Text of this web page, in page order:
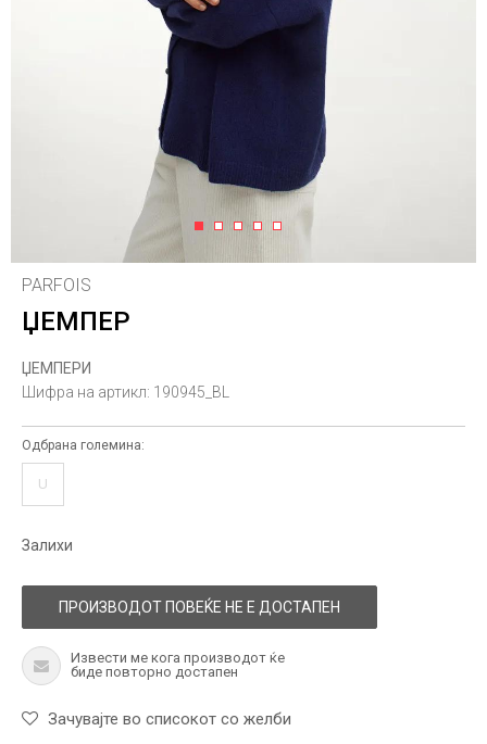
1 2 3 4 5
PARFOIS
ЏЕМПЕР
ЏЕМПЕРИ
Шифра на артикл: 190945_BL
Одбрана големина:
U
Залихи
ПРОИЗВОДОТ ПОВЕЌЕ НЕ Е ДОСТАПЕН
Извести ме кога производот ќе
биде повторно достапен
Зачувајте во списокот со желби